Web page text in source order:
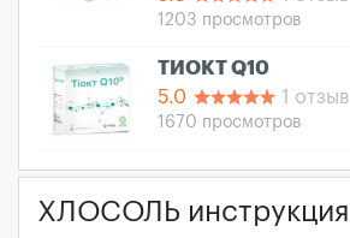
1203 просмотров
ТИОКТ Q10
5.0
1 отзыв
1670 просмотров
ХЛОСОЛЬ инструкция